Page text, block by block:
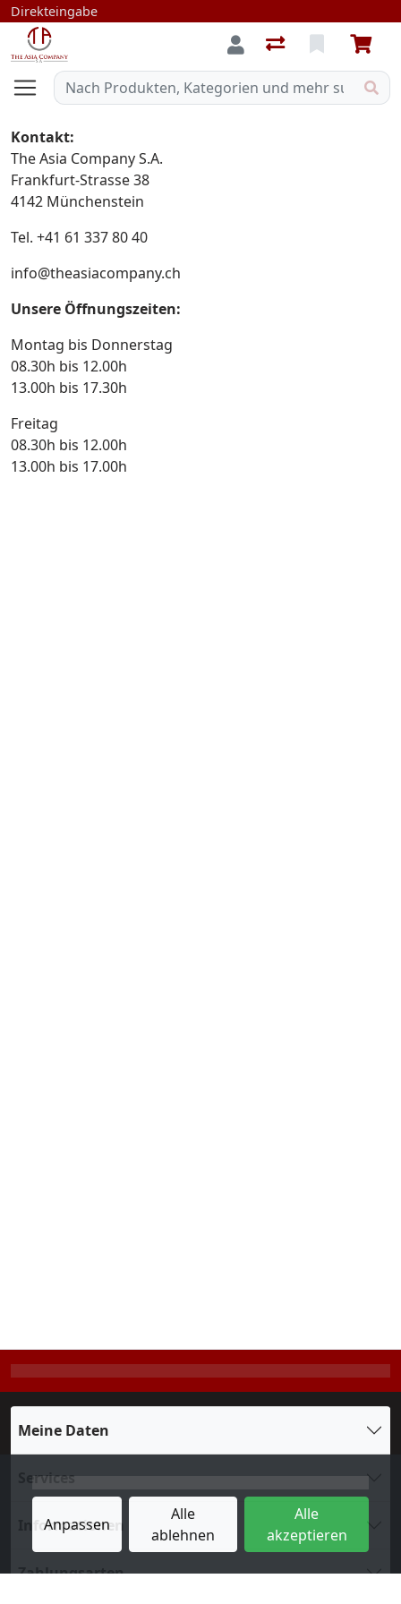
Direkteingabe
Kontakt:
The Asia Company S.A.
Frankfurt-Strasse 38
4142 Münchenstein
Tel. +41 61 337 80 40
info@theasiacompany.ch
Unsere Öffnungszeiten:
Montag bis Donnerstag
08.30h bis 12.00h
13.00h bis 17.30h
Freitag
08.30h bis 12.00h
13.00h bis 17.00h
Meine Daten
Services
Informationen
Zahlungsarten
Anpassen
Alle
ablehnen
Alle
akzeptieren